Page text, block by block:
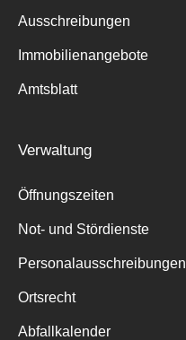
Ausschreibungen
Immobilienangebote
Amtsblatt
Verwaltung
Öffnungszeiten
Not- und Stördienste
Personalausschreibungen
Ortsrecht
Abfallkalender